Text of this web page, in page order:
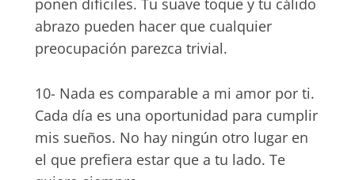
abrazo pueden hacer que cualquier
preocupación parezca trivial.
10- Nada es comparable a mi amor por ti.
Cada día es una oportunidad para cumplir
mis sueños. No hay ningún otro lugar en
el que prefiera estar que a tu lado. Te